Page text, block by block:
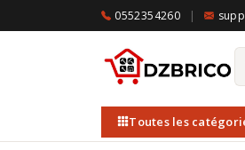
0552354260 |
Toutes les